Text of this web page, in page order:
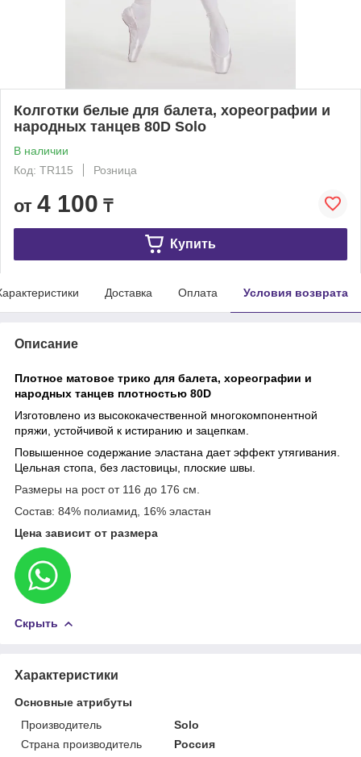
Колготки белые для балета, хореографии и
народных танцев 80D Solo
В наличии
Код: TR115
Розница
от 4 100 ₸
Купить
Доставка Оплата Условия возврата
Описание
Плотное матовое трико для балета, хореографии и
народных танцев плотностью 80D
Изготовлено из высококачественной многокомпонентной
пряжи, устойчивой к истиранию и зацепкам.
Повышенное содержание эластана дает эффект утягивания.
Цельная стопа, без ластовицы, плоские швы.
Размеры на рост от 116 до 176 см.
Состав: 84% полиамид, 16% эластан
Цена зависит от размера
Скрыть
Характеристики
Основные атрибуты
Производитель
Solo
Страна производитель
Россия